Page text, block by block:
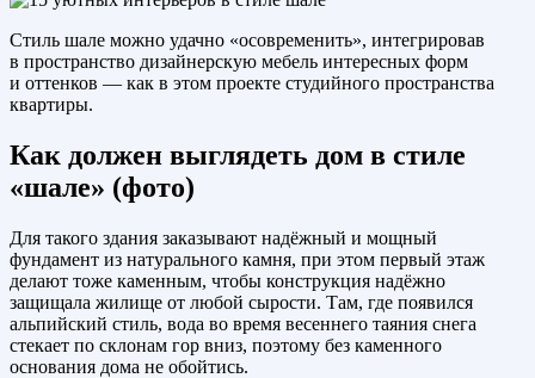
Стиль шале можно удачно «осовременить», интегрировав
в пространство дизайнерскую мебель интересных форм
и оттенков — как в этом проекте студийного пространства
квартиры.
Как должен выглядеть дом в стиле
«шале» (фото)
Для такого здания заказывают надёжный и мощный
фундамент из натурального камня, при этом первый этаж
делают тоже каменным, чтобы конструкция надёжно
защищала жилище от любой сырости. Там, где появился
альпийский стиль, вода во время весеннего таяния снега
стекает по склонам гор вниз, поэтому без каменного
основания дома не обойтись.